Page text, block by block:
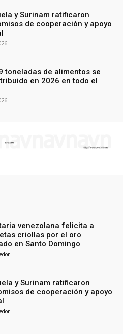
y Surinam ratificaron
de cooperación y apoyo
toneladas de alimentos se
en 2026 en todo el
venezolana felicita a
criollas por el oro
en Santo Domingo
y Surinam ratificaron
de cooperación y apoyo